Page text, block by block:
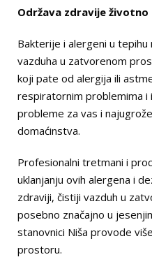
Održava zdravije životno
Bakterije i alergeni u
vazduha u zatvorenom
koji pate od alergija ili
respiratornim problemima
probleme za vas i
domaćinstva.
Profesionalni tretmani i
uklanjanju ovih alergena i
zdraviji, čistiji vazduh u
posebno značajno u
stanovnici Niša provode
prostoru.